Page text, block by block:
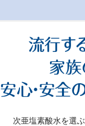
次亜塩素酸水を選